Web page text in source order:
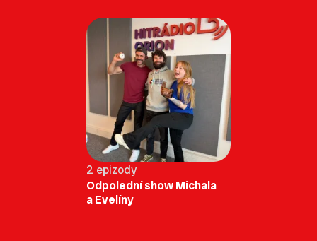
2 epizody
Odpolední show Michala
a Evelíny